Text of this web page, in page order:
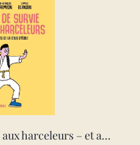
manuel de survie face aux harceleurs – et autres brutes de la cour d’ecole